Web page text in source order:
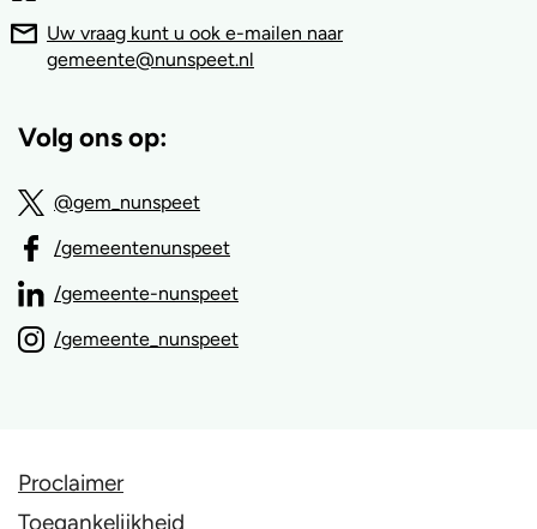
Uw vraag kunt u ook e-mailen naar
gemeente@nunspeet.nl
Volg ons op:
@gem_nunspeet
/gemeentenunspeet
/gemeente-nunspeet
/gemeente_nunspeet
Proclaimer
Toegankelijkheid